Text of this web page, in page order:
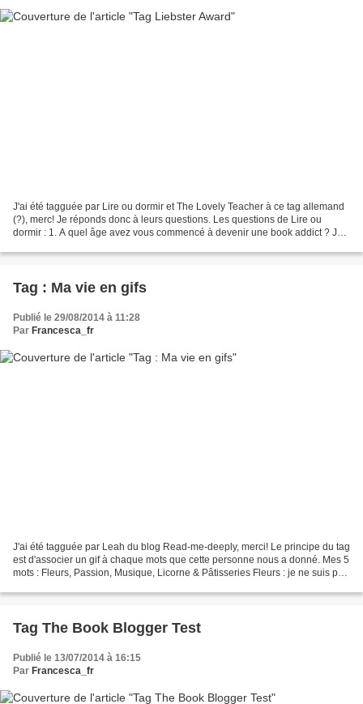
J'ai été tagguée par Lire ou dormir et The Lovely Teacher à ce tag allemand
(?), merc! Je réponds donc à leurs questions. Les questions de Lire ou
dormir : 1. A quel âge avez vous commencé à devenir une book addict ? Je
Tag : Ma vie en gifs
Publié le 29/08/2014 à 11:28
Par Francesca_fr
J'ai été tagguée par Leah du blog Read-me-deeply, merci! Le principe du tag
est d'associer un gif à chaque mots que cette personne nous a donné. Mes 5
mots : Fleurs, Passion, Musique, Licorne & Pâtisseries Fleurs : je ne suis pas
Tag The Book Blogger Test
Publié le 13/07/2014 à 16:15
Par Francesca_fr